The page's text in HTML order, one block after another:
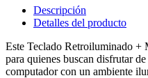
Descripción
Detalles del producto
Este Teclado Retroiluminado +
para quienes buscan disfrutar
computador con un ambiente